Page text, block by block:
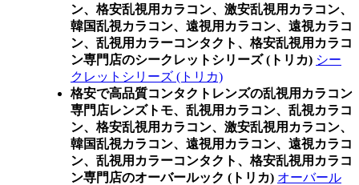
ン、格安乱視用カラコン、激安乱視用カラコン、
韓国乱視カラコン、遠視用カラコン、遠視カラコ
ン、乱視用カラーコンタクト、格安乱視用カラコ
ン専門店のシークレットシリーズ (トリカ) シー
クレットシリーズ (トリカ)
格安で高品質コンタクトレンズの乱視用カラコン
専門店レンズトモ、乱視用カラコン、乱視カラコ
ン、格安乱視用カラコン、激安乱視用カラコン、
韓国乱視カラコン、遠視用カラコン、遠視カラコ
ン、乱視用カラーコンタクト、格安乱視用カラコ
ン専門店のオーバールック (トリカ) オーバール